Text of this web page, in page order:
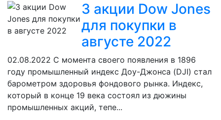
3 акции Dow Jones
для покупки в
августе 2022
02.08.2022 С момента своего появления в 1896
году промышленный индекс Доу-Джонса (DJI) стал
барометром здоровья фондового рынка. Индекс,
который в конце 19 века состоял из дюжины
промышленных акций, тепе...